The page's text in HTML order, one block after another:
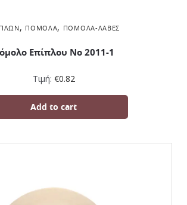
, ΠΌΜΟΛΑ, ΠΌΜΟΛΑ-ΛΑΒΈΣ
Επίπλου No 2011-1
Τιμή: €0.82
Add to cart